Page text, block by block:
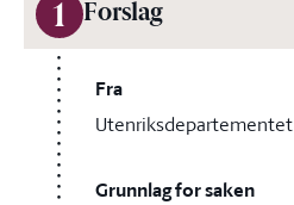
1 Forslag
Fra
Utenriksdepartementet
Grunnlag for saken